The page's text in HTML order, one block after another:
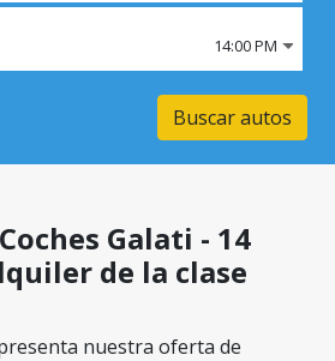
14:00 PM
Buscar autos
Galati - 14
de la clase
nuestra oferta de